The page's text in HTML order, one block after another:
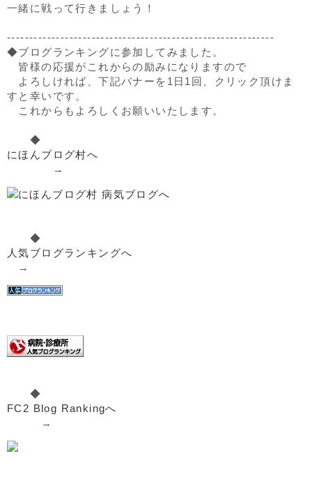
一緒に戦って行きましょう！
------------------------------------------------------------
◆ブログランキングに参加してみました。
皆様の応援がこれからの励みになりますので
よろしければ、下記バナーを1日1回、クリック頂けま
すと幸いです。
これからもよろしくお願いいたします。
◆
にほんブログ村へ
→
◆
人気ブログランキングへ
→
◆
FC2 Blog Rankingへ
→